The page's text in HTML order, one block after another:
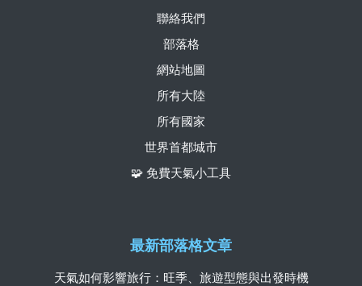
聯絡我們
部落格
網站地圖
所有大陸
所有國家
世界首都城市
🧩 免費天氣小工具
最新部落格文章
天氣如何影響旅行：旺季、旅遊型態與出發時機